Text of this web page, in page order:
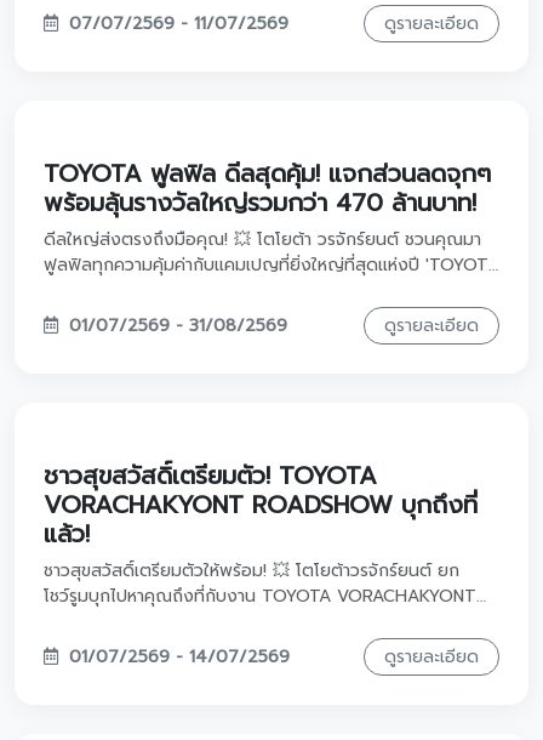
ส่วนลดดอกเบี้ยสุดพิเศษที่คุณเลือกเองได้ ไม่ว่าจะเป็น Yaris
Cross, Corolla Cross หรือรถไฟฟ้า 100% อย่าง bZ4X และ
ล่างแล้วเตรียมพุ่งตัวมาเลยค่ะ! 👇🎤🚗
07/07/2569 - 11/07/2569 ดูรายละเอียด
TOYOTA ฟูลฟิล ดีลสุดคุ้ม! แจกส่วนลดจุกๆ
พร้อมลุ้นรางวัลใหญ่รวมกว่า 470 ล้านบาท!
ดีลใหญ่ส่งตรงถึงมือคุณ! 💥 โตโยต้า วรจักร์ยนต์ ชวนคุณมา
ฟูลฟิลทุกความคุ้มค่ากับแคมเปญที่ยิ่งใหญ่ที่สุดแห่งปี 'TOYOTA
ล้านบาท! โอกาสทองของคนอยากออกรถใหม่มาถึงแล้วครับ ต่อ
ที่ 1️⃣ ลงทะเบียนปุ๊บรับส่วนลดซื้อรถทันทีสูงสุด 10,000 บาท
2569 นี้เท่านั้น สิทธิ์ขั้นแรกมีจำกัดน้า รีบสแกน QR Code เพื่อ
ล็อกสิทธิ์ของคุณ แล้วแวะมาคุยกับพนักงานใจดีของเราได้ที่โตโย
ต้า วรจักร์ยนต์ ทั้ง 8 สาขาเลยครับ เลื่อนดูรายละเอียดด้านล่าง
แล้วกดลิงก์ลงทะเบียนได้เลย! 👇🚗
01/07/2569 - 31/08/2569 ดูรายละเอียด
ชาวสุขสวัสดิ์เตรียมตัว! TOYOTA
VORACHAKYONT ROADSHOW บุกถึงที่
แล้ว!
ชาวสุขสวัสดิ์เตรียมตัวให้พร้อม! 💥 โตโยต้าวรจักร์ยนต์ ยก
โชว์รูมบุกไปหาคุณถึงที่กับงาน TOYOTA VORACHAKYONT
ขนทัพรถรุ่นฮิตพร้อมข้อเสนอสุดพิเศษและแคมเปญ MIDYEAR
MEGA SALE ลุ้นรางวัลรวมกว่า 50,000 บาท! แวะมาลง
01/07/2569 - 14/07/2569 ดูรายละเอียด